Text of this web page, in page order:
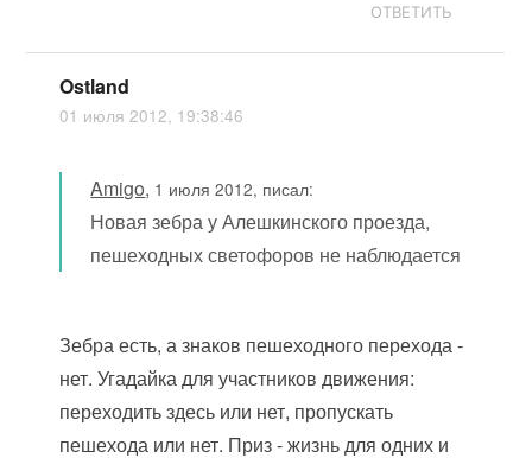
ОТВЕТИТЬ
Ostland
01 июля 2012, 19:38:46
Amigo, 1 июля 2012, писал:
Новая зебра у Алешкинского проезда,
пешеходных светофоров не наблюдается
Зебра есть, а знаков пешеходного перехода -
нет. Угадайка для участников движения:
переходить здесь или нет, пропускать
пешехода или нет. Приз - жизнь для одних и